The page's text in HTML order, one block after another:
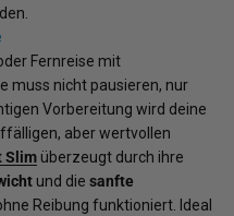
Fernreise mit
muss nicht pausieren, nur
Vorbereitung wird deine
aber wertvollen
Slim überzeugt durch ihre
und die sanfte
Reibung funktioniert. Ideal